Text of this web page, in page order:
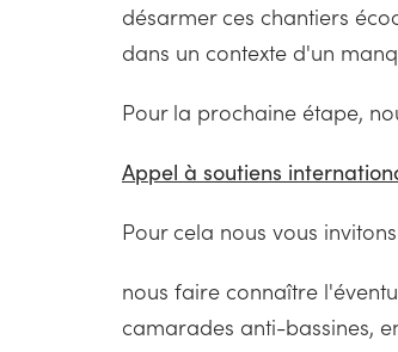
désarmer ces chantiers
dans un contexte d'un
Pour la prochaine étape,
Appel à soutiens
Pour cela nous vous
nous faire connaître
camarades anti-bassines,